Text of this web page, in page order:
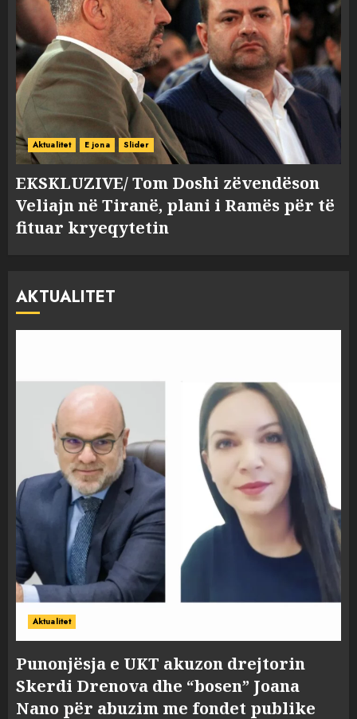
Aktualitet E jona Slider
EKSKLUZIVE/ Tom Doshi zëvendëson
Veliajn në Tiranë, plani i Ramës për të
fituar kryeqytetin
AKTUALITET
Aktualitet
Punonjësja e UKT akuzon drejtorin
Skerdi Drenova dhe “bosen” Joana
Nano për abuzim me fondet publike